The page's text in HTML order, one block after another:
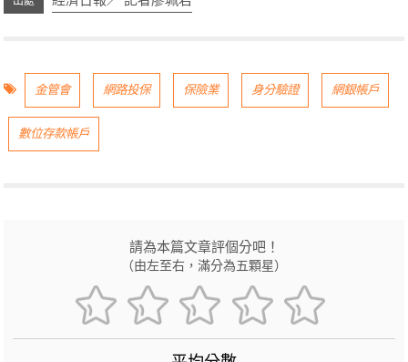
金管會 網路投保 保險業 身分驗證 網銀帳戶
數位存款帳戶
請為本篇文章評個分吧！
（由左至右，滿分為五顆星）